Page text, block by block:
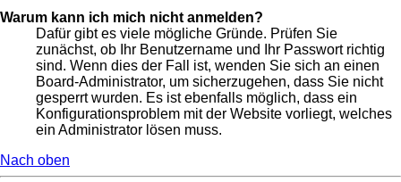
Warum kann ich mich nicht anmelden?
Dafür gibt es viele mögliche Gründe. Prüfen Sie
zunächst, ob Ihr Benutzername und Ihr Passwort richtig
sind. Wenn dies der Fall ist, wenden Sie sich an einen
Board-Administrator, um sicherzugehen, dass Sie nicht
gesperrt wurden. Es ist ebenfalls möglich, dass ein
Konfigurationsproblem mit der Website vorliegt, welches
ein Administrator lösen muss.
Nach oben